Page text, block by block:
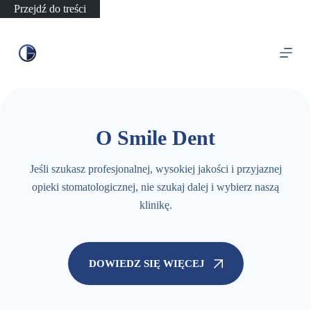
Przejdź do treści
O Smile Dent
Jeśli szukasz profesjonalnej, wysokiej jakości i przyjaznej
opieki stomatologicznej, nie szukaj dalej i wybierz naszą
klinikę.
DOWIEDZ SIĘ WIĘCEJ